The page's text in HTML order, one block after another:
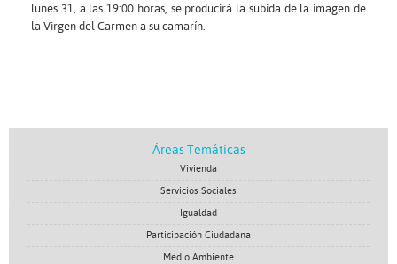
lunes 31, a las 19:00 horas, se producirá la subida de la imagen de
la Virgen del Carmen a su camarín.
Áreas Temáticas
Vivienda
Servicios Sociales
Igualdad
Participación Ciudadana
Medio Ambiente